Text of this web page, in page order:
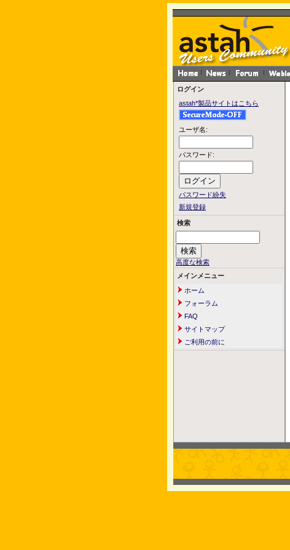
ログイン
astah*製品サイトはこちら
ユーザ名:
パスワード:
パスワード紛失
新規登録
検索
高度な検索
メインメニュー
ホーム
フォーラム
FAQ
サイトマップ
ご利用の前に